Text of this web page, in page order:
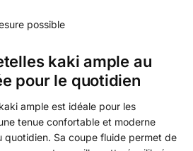
possible
kaki ample au
pour le quotidien
ample est idéale pour les
tenue confortable et moderne
Sa coupe fluide permet de